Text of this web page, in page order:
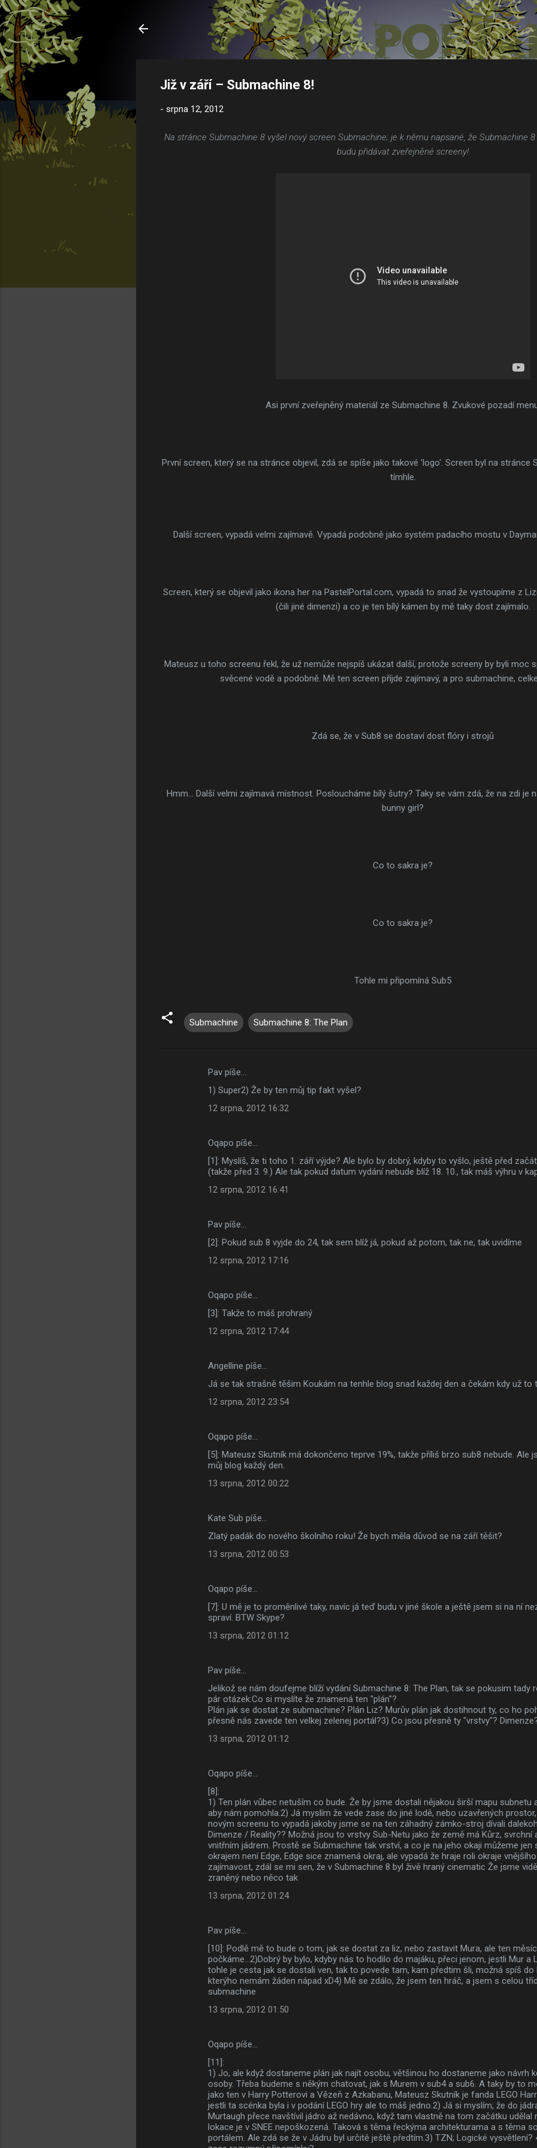
Přeskočit na hlavní obsah
Již v září – Submachine 8!
- srpna 12, 2012
Na stránce Submachine 8 vyšel nový screen Submachine; je k němu napsané, že Submachine
budu přidávat zveřejněné screeny!
Asi první zveřejněný materiál ze Submachine 8. Zvukové pozadí
První screen, který se na stránce objevil, zdá se spíše jako takové 'logo'. Screen byl na stránce
tímhle.
Další screen, vypadá velmi zajímavě. Vypadá podobně jako systém padacího mostu v
Screen, který se objevil jako ikona her na PastelPortal.com, vypadá to snad že vystoupíme z
(čili jiné dimenzi) a co je ten bílý kámen by mě taky dost zajímalo.
Mateusz u toho screenu řekl, že už nemůže nejspíš ukázat další, protože screeny by byli moc
svěcené vodě a podobně. Mě ten screen příjde zajímavý, a pro submachine,
Zdá se, že v Sub8 se dostaví dost flóry i strojů
Hmm... Další velmi zajímavá místnost. Posloucháme bílý šutry? Taky se vám zdá, že na zdi je
bunny girl?
Co to sakra je?
Co to sakra je?
Tohle mi připomíná Sub5
Submachine Submachine 8: The Plan
Pav píše…
1) Super2) Že by ten můj tip fakt vyšel?
12 srpna, 2012 16:32
Oqapo píše…
[1]: Myslíš, že ti toho 1. září výjde? Ale bylo by dobrý, kdyby to vyšlo, ještě před
(takže před 3. 9.) Ale tak pokud datum vydání nebude blíž 18. 10., tak máš výhru v
12 srpna, 2012 16:41
Pav píše…
[2]: Pokud sub 8 vyjde do 24, tak sem blíž já, pokud až potom, tak ne, tak uvidíme
12 srpna, 2012 17:16
Oqapo píše…
[3]: Takže to máš prohraný
12 srpna, 2012 17:44
Angelline píše…
Já se tak strašně těšim Koukám na tenhle blog snad každej den a čekám kdy už to
12 srpna, 2012 23:54
Oqapo píše…
[5]: Mateusz Skutník má dokončeno teprve 19%, takže příliš brzo sub8 nebude. Ale
můj blog každý den.
13 srpna, 2012 00:22
Kate Sub píše…
Zlatý padák do nového školního roku! Že bych měla důvod se na září těšit?
13 srpna, 2012 00:53
Oqapo píše…
[7]: U mě je to proměnlivé taky, navíc já teď budu v jiné škole a ještě jsem si na ní
spraví. BTW Skype?
13 srpna, 2012 01:12
Pav píše…
Jelikož se nám doufejme blíží vydání Submachine 8: The Plan, tak se pokusim tady
pár otázek:Co si myslíte že znamená ten "plán"?
Plán jak se dostat ze submachine? Plán Liz? Murův plán jak dostihnout ty, co ho
přesně nás zavede ten velkej zelenej portál?3) Co jsou přesně ty "vrstvy"?
13 srpna, 2012 01:12
Oqapo píše…
[8]:
1) Ten plán vůbec netuším co bude. Že by jsme dostali nějakou širší mapu subnetu
aby nám pomohla.2) Já myslím že vede zase do jiné lodě, nebo uzavřených
novým screenu to vypadá jakoby jsme se na ten záhadný zámko-stroj dívali
Dimenze / Reality?? Možná jsou to vrstvy Sub-Netu jako že země má Kůrz, svrchní
vnitřním jádrem. Prostě se Submachine tak vrství, a co je na jeho okaji můžeme jen
okrajem není Edge, Edge sice znamená okraj, ale vypadá že hraje roli okraje
zajímavost, zdál se mi sen, že v Submachine 8 byl živě hraný cinematic Že jsme
zraněný nebo něco tak
13 srpna, 2012 01:24
Pav píše…
[10]: Podlě mě to bude o tom, jak se dostat za liz, nebo zastavit Mura, ale ten
počkáme...2)Dobrý by bylo, kdyby nás to hodilo do majáku, přeci jenom, jestli Mur a
tohle je cesta jak se dostali ven, tak to povede tam, kam předtim šli, možná spíš do
kterýho nemám žáden nápad xD4) Mě se zdálo, že jsem ten hráč, a jsem s celou
submachine
13 srpna, 2012 01:50
Oqapo píše…
[11]:
1) Jo, ale když dostaneme plán jak najít osobu, většinou ho dostaneme jako návrh
osoby. Třeba budeme s někým chatovat, jak s Murem v sub4 a sub6. A taky by to
jako ten v Harry Potterovi a Vězeň z Azkabanu, Mateusz Skutník je fanda LEGO
jestli ta scénka byla i v podání LEGO hry ale to máš jedno.2) Já si myslím, že do
Murtaugh přece navštívil jádro až nedávno, když tam vlastně na tom začátku udělal
lokace je v SNEE nepoškozená. Taková s těma řeckýma architekturama a s těma
portálem. Ale zdá se že v Jádru byl určitě ještě předtím.3) TZN; Logické vysvětlení?